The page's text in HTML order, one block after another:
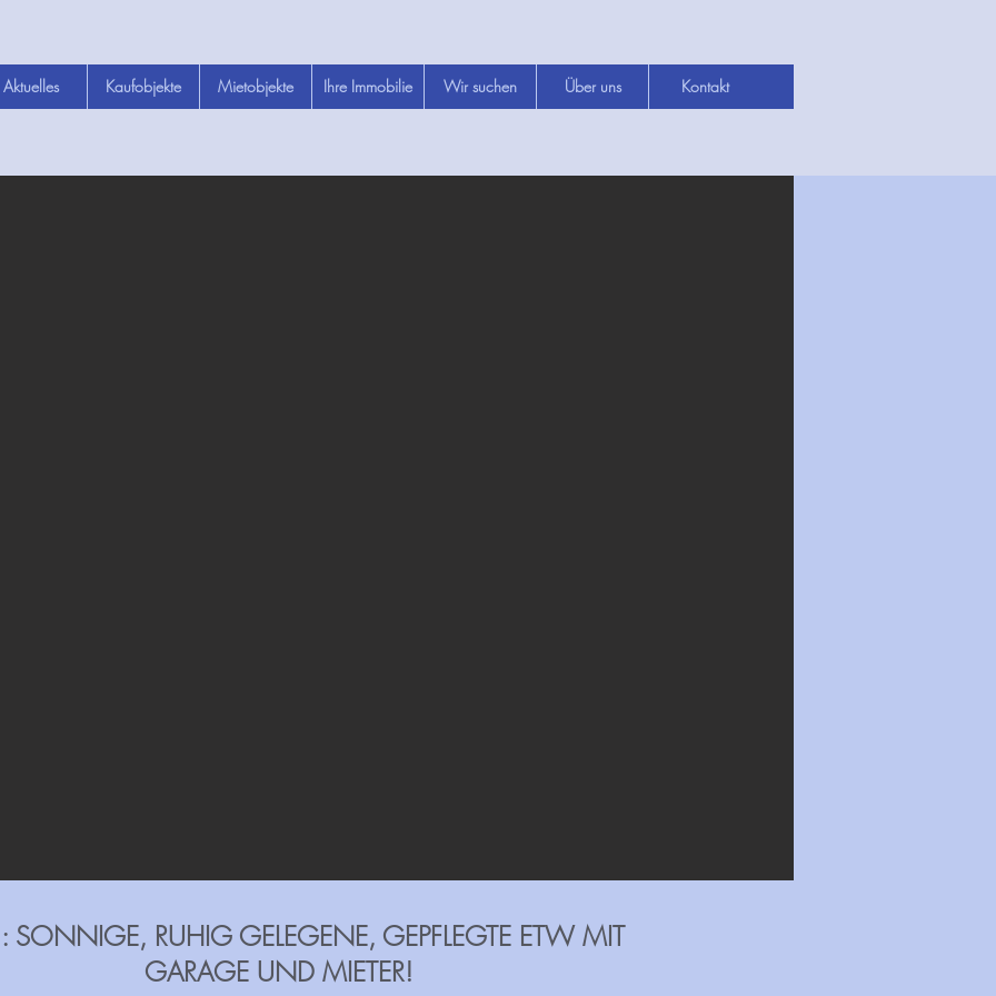
Aktuelles Kaufobjekte Mietobjekte Ihre Immobilie Wir suchen Über uns Kontakt
RUHIG GELEGENE, GEPFLEGTE ETW MIT
GARAGE UND MIETER!